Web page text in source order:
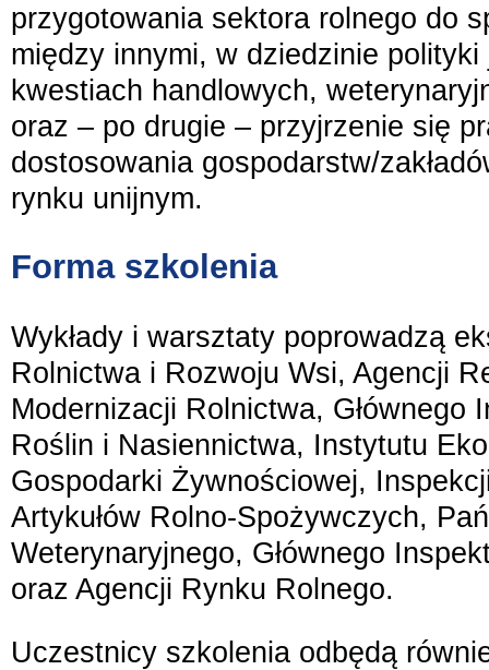
przygotowania sektora rolnego do
między innymi, w dziedzinie
kwestiach handlowych,
oraz – po drugie – przyjrzenie się
dostosowania gospodarstw/
rynku unijnym.
Forma szkolenia
Wykłady i warsztaty poprowadzą
Rolnictwa i Rozwoju Wsi, Agencji
Modernizacji Rolnictwa, Głównego
Roślin i Nasiennictwa, Instytutu
Gospodarki Żywnościowej,
Artykułów Rolno-Spożywczych,
Weterynaryjnego, Głównego
oraz Agencji Rynku Rolnego.
Uczestnicy szkolenia odbędą